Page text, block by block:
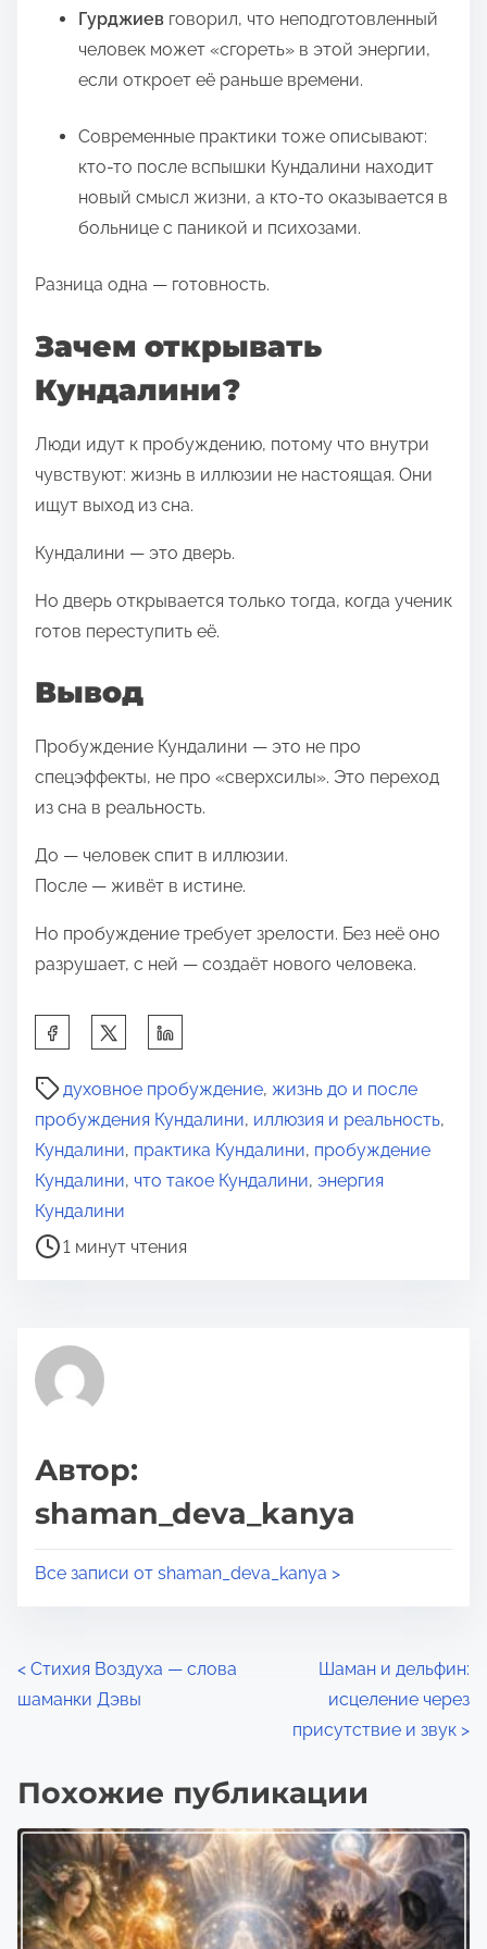
Гурджиев говорил, что неподготовленный
человек может «сгореть» в этой энергии,
если откроет её раньше времени.
Современные практики тоже описывают:
кто-то после вспышки Кундалини находит
новый смысл жизни, а кто-то оказывается в
больнице с паникой и психозами.
Разница одна — готовность.
Зачем открывать
Кундалини?
Люди идут к пробуждению, потому что внутри
чувствуют: жизнь в иллюзии не настоящая. Они
ищут выход из сна.
Кундалини — это дверь.
Но дверь открывается только тогда, когда ученик
готов переступить её.
Вывод
Пробуждение Кундалини — это не про
спецэффекты, не про «сверхсилы». Это переход
из сна в реальность.
До — человек спит в иллюзии.
После — живёт в истине.
Но пробуждение требует зрелости. Без неё оно
разрушает, с ней — создаёт нового человека.
д
е
л
и
т
ь
т
о
а
п
с
в
:
духовное пробуждение, жизнь до и после
пробуждения Кундалини, иллюзия и реальность,
Кундалини, практика Кундалини, пробуждение
Кундалини, что такое Кундалини, энергия
Кундалини
В
р
е
м
я
д
р
о
е
н
я
1 минут чтения
Автор:
shaman_deva_kanya
Все записи от shaman_deva_kanya >
Н
и
а
ц
< Стихия Воздуха — слова
шаманки Дэвы
Шаман и дельфин:
исцеление через
присутствие и звук >
Похожие публикации